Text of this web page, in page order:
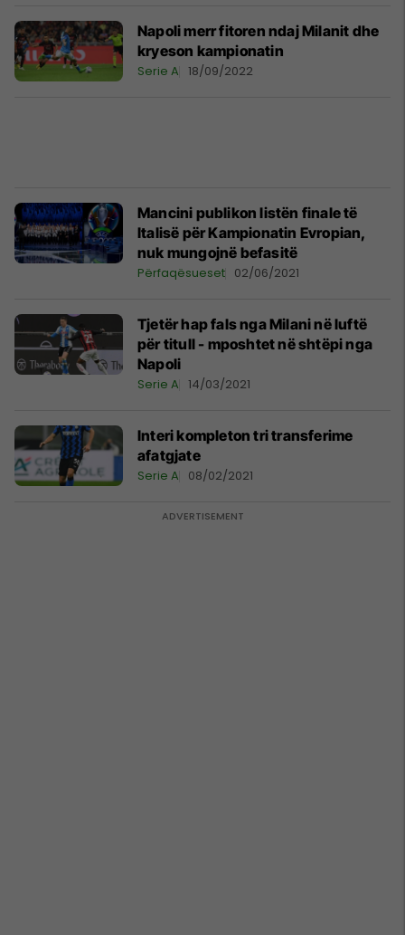
Napoli merr fitoren ndaj Milanit dhe
kryeson kampionatin
Serie A 18/09/2022
Mancini publikon listën finale të
Italisë për Kampionatin Evropian,
nuk mungojnë befasitë
Përfaqësueset 02/06/2021
Tjetër hap fals nga Milani në luftë
për titull - mposhtet në shtëpi nga
Napoli
Serie A 14/03/2021
Interi kompleton tri transferime
afatgjate
Serie A 08/02/2021